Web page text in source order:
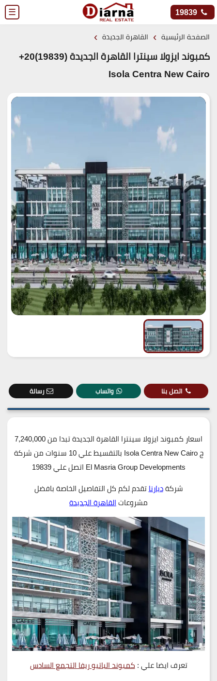
☰ 19839
الصفحة الرئيسية › القاهرة الجديدة ›
كمبوند ايزولا سينترا القاهرة الجديدة (19839)20+
Isola Centra New Cairo
اتصل بنا واتساب رسالة
اسعار كمبوند ايزولا سينترا القاهرة الجديدة تبدا من 7,240,000
ج Isola Centra New Cairo بالتقسيط علي 10 سنوات من شركة
El Masria Group Developments اتصل علي 19839
شركةديارناتقدم لكم كل التفاصيل الخاصة بافضل
مشروعاتالقاهرة الجديدة
تعرف ايضا علي :كمبوند الباتيو ريفا التجمع السادس